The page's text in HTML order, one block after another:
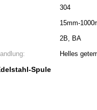
304
15mm-
2B, BA
Helles
Spule